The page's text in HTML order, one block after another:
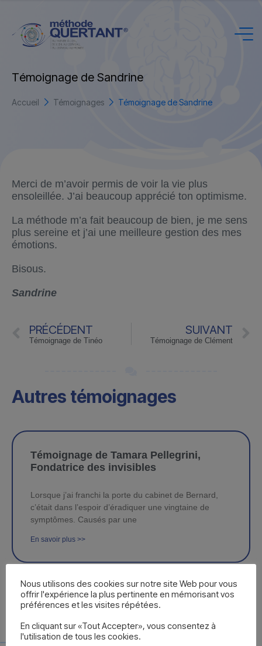
Témoignage de Sandrine
Accueil Témoignages Témoignage de Sandrine
Merci de m’avoir permis de voir la vie plus
ensoleillée. J’ai beaucoup apprécié ton optimisme.
La méthode m’a fait beaucoup de bien, je me sens
plus sereine et j’ai une meilleure gestion des mes
émotions.
Bisous.
Sandrine
PRÉCÉDENT
Témoignage de Tinéo
SUIVANT
Témoignage de Clément
Autres témoignages
Témoignage de Tamara Pellegrini,
Fondatrice des invisibles
Lorsque j’ai franchi la porte du cabinet de Bernard,
c’était dans l’espoir d’éradiquer une vingtaine de
symptômes. Causés par une
En savoir plus >>
Témoignage de Clément
Une super prestation de la méthode QUERTANT. Un
Nous utilisons des cookies sur notre site Web pour vous
offrir l'expérience la plus pertinente en mémorisant vos
préférences et les visites répétées.
En cliquant sur «Tout Accepter», vous consentez à
l'utilisation de tous les cookies.